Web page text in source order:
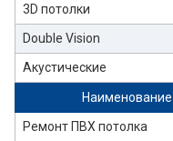
3D потолки
Double Vision
Акустические
Наименование
Ремонт ПВХ потолка